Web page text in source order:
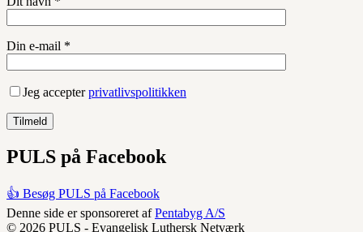
Din e-mail *
Jeg accepterprivatlivspolitikken
PULS på Facebook
👍 Besøg PULS på Facebook
Denne side er sponsoreret afPentabyg A/S
© 2026 PULS - Evangelisk Luthersk Netværk